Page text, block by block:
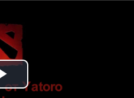
Play Video